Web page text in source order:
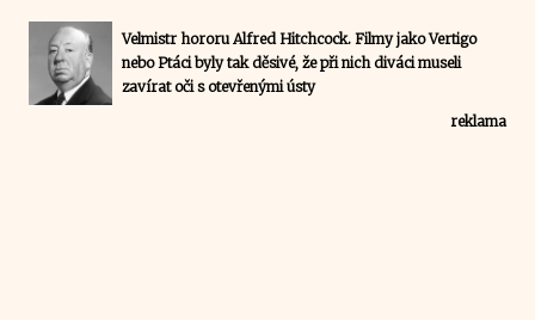
Velmistr hororu Alfred Hitchcock. Filmy jako Vertigo
nebo Ptáci byly tak děsivé, že při nich diváci museli
zavírat oči s otevřenými ústy
reklama